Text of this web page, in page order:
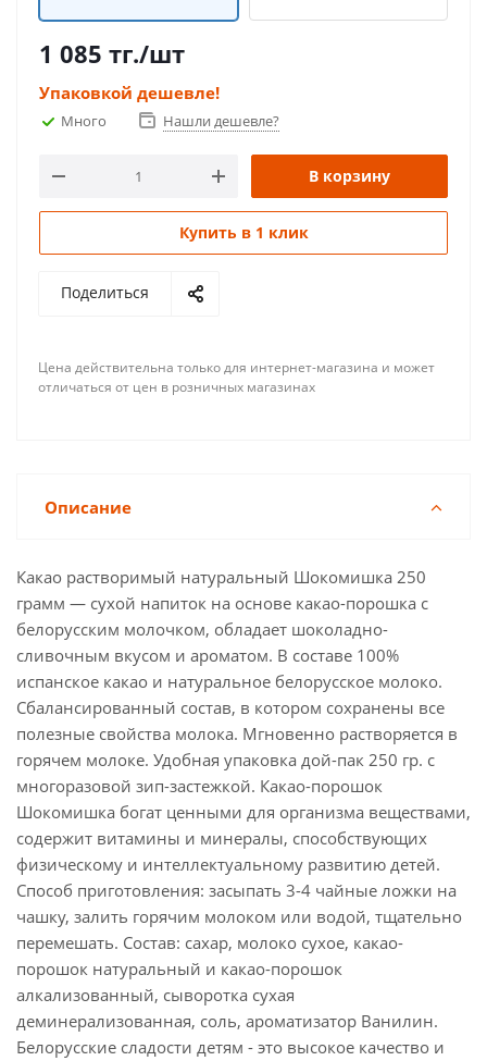
1 085 тг./шт
Упаковкой дешевле!
Много Нашли дешевле?
В корзину
Купить в 1 клик
Поделиться
Цена действительна только для интернет-магазина и может
отличаться от цен в розничных магазинах
Описание
Какао растворимый натуральный Шокомишка 250
грамм — сухой напиток на основе какао-порошка с
белорусским молочком, обладает шоколадно-
сливочным вкусом и ароматом. В составе 100%
испанское какао и натуральное белорусское молоко.
Сбалансированный состав, в котором сохранены все
полезные свойства молока. Мгновенно растворяется в
горячем молоке. Удобная упаковка дой-пак 250 гр. с
многоразовой зип-застежкой. Какао-порошок
Шокомишка богат ценными для организма веществами,
содержит витамины и минералы, способствующих
физическому и интеллектуальному развитию детей.
Способ приготовления: засыпать 3-4 чайные ложки на
чашку, залить горячим молоком или водой, тщательно
перемешать. Состав: сахар, молоко сухое, какао-
порошок натуральный и какао-порошок
алкализованный, сыворотка сухая
деминерализованная, соль, ароматизатор Ванилин.
Белорусские сладости детям - это высокое качество и